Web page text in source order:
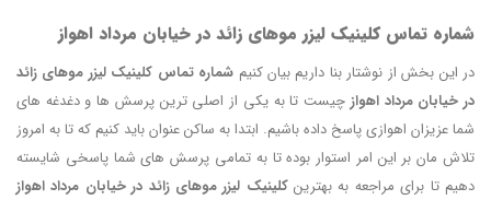
شماره تماس کلینیک لیزر موهای زائد در خیابان مرداد اهواز
در این بخش از نوشتار بنا داریم بیان کنیم شماره تماس کلینیک لیزر موهای زائد
در خیابان مرداد اهوازچیست تا به یکی از اصلی ترین پرسش ها و دغدغه های
شما عزیزان اهوازی پاسخ داده باشیم. ابتدا به ساکن عنوان باید کنیم که تا به امروز
تلاش مان بر این امر استوار بوده تا به تمامی پرسش های شما پاسخی شایسته
دهیم تا برای مراجعه به بهترینکلینیک لیزر موهای زائد در خیابان مرداد اهواز